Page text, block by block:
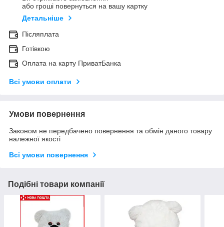
або гроші повернуться на вашу картку
Детальніше
Післяплата
Готівкою
Оплата на карту ПриватБанка
Всі умови оплати
Умови повернення
Законом не передбачено повернення та обмін даного товару
належної якості
Всі умови повернення
Подібні товари компанії